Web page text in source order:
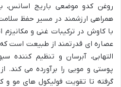
روغن کدو موضعی باریج اسانس،
همراهی ارزشمند در مسیر حفظ
با کاوش در ترکیبات غنی و مکانیزم
عصاره ای قدرتمند از طبیعت است
التهابی، آبرسان و تنظیم کننده
پوستی و مویی را برآورده می کند.
گرفته تا تقویت فولیکول های مو